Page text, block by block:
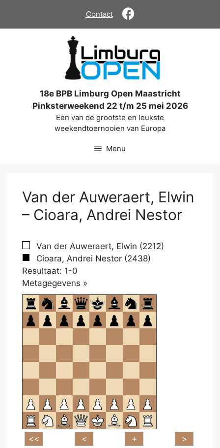
de
Contact
18e BPB Limburg Open Maastricht
Pinksterweekend 22 t/m 25 mei 2026
Een van de grootste en leukste
weekendtoernooien van Europa
Menu
Van der Auweraert, Elwin
– Cioara, Andrei Nestor
Van der Auweraert, Elwin (2212)
Cioara, Andrei Nestor (2438)
Resultaat: 1-0
Metagegevens »
om
te
openen.